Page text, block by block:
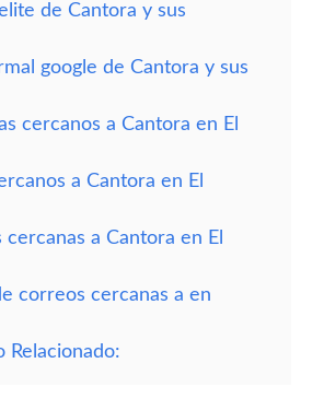
de Cantora y sus
google de Cantora y sus
cercanos a Cantora en El
a Cantora en El
cercanas a Cantora en El
correos cercanas a en
Relacionado: